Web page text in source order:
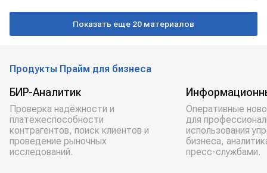
импорт СПГ Рынок товаров
США
Показать еще 20 материалов
Продукты Прайм для бизнеса
БИР-Аналитик
Проверка надёжности и
платёжеспособности
контрагентов, поиск клиентов и
проведение рыночных
исследований.
Оперативные
для
использования
бизнеса,
пресс-службами.